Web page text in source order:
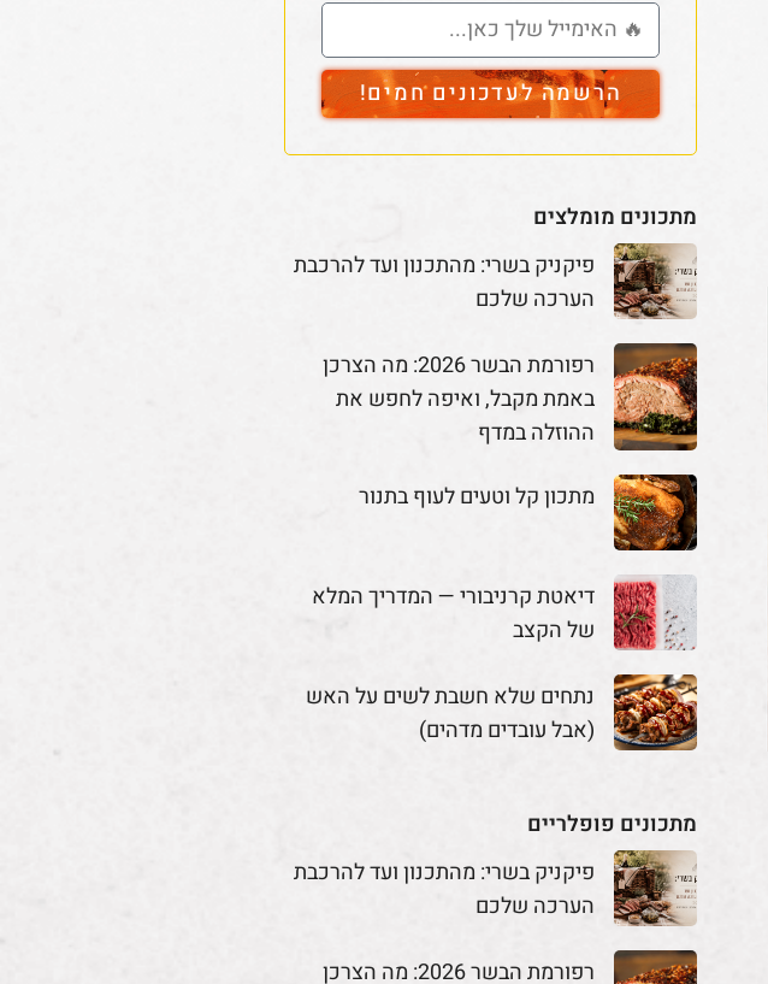
הרשמה לעדכונים חמים!
מתכונים מומלצים
פיקניק בשרי: מהתכנון ועד להרכבת
הערכה שלכם
רפורמת הבשר 2026: מה הצרכן
באמת מקבל, ואיפה לחפש את
ההוזלה במדף
מתכון קל וטעים לעוף בתנור
דיאטת קרניבורי — המדריך המלא
של הקצב
נתחים שלא חשבת לשים על האש
(אבל עובדים מדהים)
מתכונים פופלריים
פיקניק בשרי: מהתכנון ועד להרכבת
הערכה שלכם
רפורמת הבשר 2026: מה הצרכן